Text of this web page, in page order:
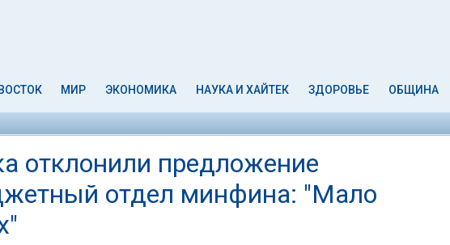
МИР ЭКОНОМИКА НАУКА И ХАЙТЕК ЗДОРОВЬЕ ОБЩИНА
отклонили предложение
отдел минфина: "Мало